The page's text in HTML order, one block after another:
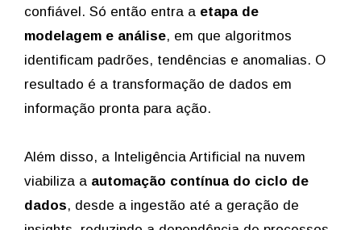
confiável. Só então entra a etapa de
modelagem e análise, em que algoritmos
identificam padrões, tendências e anomalias. O
resultado é a transformação de dados em
informação pronta para ação.
Além disso, a Inteligência Artificial na nuvem
viabiliza a automação contínua do ciclo de
dados, desde a ingestão até a geração de